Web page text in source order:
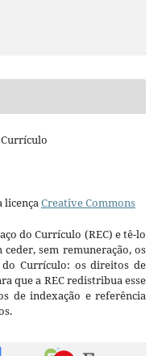
Currículo
licençaCreative Commons
do Currículo (REC) e tê-lo
sem remuneração, os
do Currículo: os direitos de
que a REC redistribua esse
de indexação e referência